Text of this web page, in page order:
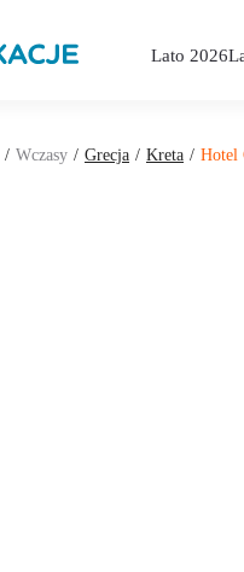
Lato 2026
Wczasy Grecja Kreta Hotel